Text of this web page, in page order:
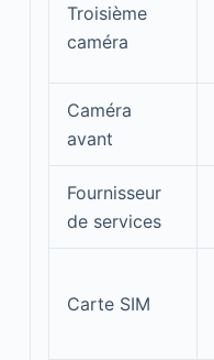
Troisième
caméra
Caméra
avant
Fournisseur
de services
Carte SIM